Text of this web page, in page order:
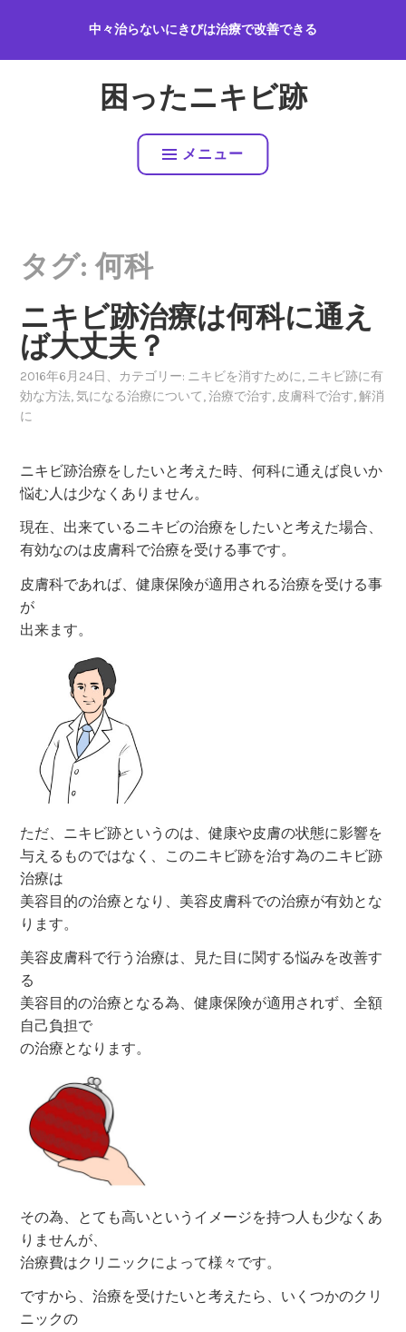
テ
中々治らないにきびは治療で改善できる
困ったニキビ跡
メニュー
タグ:何科
ニキビ跡治療は何科に通え
ば大丈夫？
2016年6月24日 、カテゴリー: ニキビを消すために, ニキビ跡に有
効な方法,気になる治療について,治療で治す, 皮膚科で治す,解消
に
ニキビ跡治療をしたいと考えた時、何科に通えば良いか
悩む人は少なくありません。
現在、出来ているニキビの治療をしたいと考えた場合、
有効なのは皮膚科で治療を受ける事です。
皮膚科であれば、健康保険が適用される治療を受ける事
が
出来ます。
ただ、ニキビ跡というのは、健康や皮膚の状態に影響を
与えるものではなく、このニキビ跡を治す為のニキビ跡
治療は
美容目的の治療となり、美容皮膚科での治療が有効とな
ります。
美容皮膚科で行う治療は、見た目に関する悩みを改善す
る
美容目的の治療となる為、健康保険が適用されず、全額
自己負担で
の治療となります。
その為、とても高いというイメージを持つ人も少なくあ
りませんが、
治療費はクリニックによって様々です。
ですから、治療を受けたいと考えたら、いくつかのクリ
ニックの